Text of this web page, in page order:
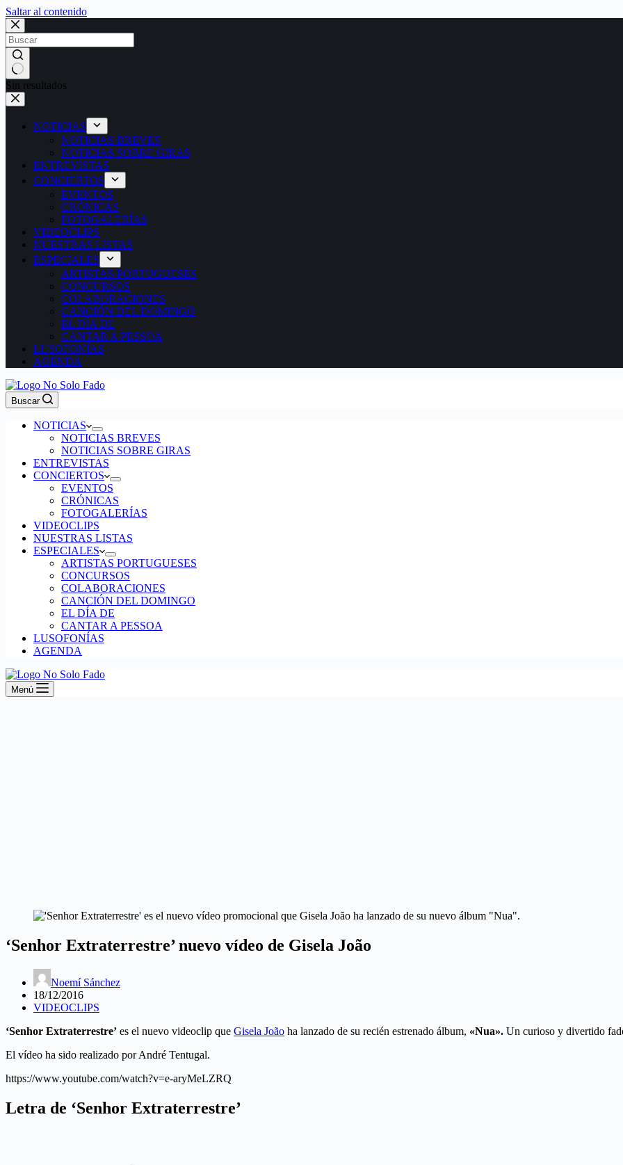
Saltar al contenido
Sin resultados
NOTICIAS
NOTICIAS BREVES
NOTICIAS SOBRE GIRAS
ENTREVISTAS
CONCIERTOS
EVENTOS
CRÓNICAS
FOTOGALERÍAS
VIDEOCLIPS
NUESTRAS LISTAS
ESPECIALES
ARTISTAS PORTUGUESES
CONCURSOS
COLABORACIONES
CANCIÓN DEL DOMINGO
EL DÍA DE
CANTAR A PESSOA
LUSOFONÍAS
AGENDA
Buscar
NOTICIAS
NOTICIAS BREVES
NOTICIAS SOBRE GIRAS
ENTREVISTAS
CONCIERTOS
EVENTOS
CRÓNICAS
FOTOGALERÍAS
VIDEOCLIPS
NUESTRAS LISTAS
ESPECIALES
ARTISTAS PORTUGUESES
CONCURSOS
COLABORACIONES
CANCIÓN DEL DOMINGO
EL DÍA DE
CANTAR A PESSOA
LUSOFONÍAS
AGENDA
Menú
‘Senhor Extraterrestre’ nuevo vídeo de Gisela João
Noemí Sánchez
18/12/2016
VIDEOCLIPS
‘Senhor Extraterrestre’ es el nuevo videoclip que Gisela João ha lanzado de su recién estrenado álbum, «Nua». Un curioso y divertido
El vídeo ha sido realizado por André Tentugal.
https://www.youtube.com/watch?v=e-aryMeLZRQ
Letra de ‘Senhor Extraterrestre’